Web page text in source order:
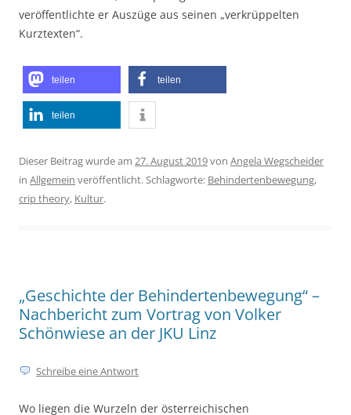
veröffentlichte er Auszüge aus seinen „verkrüppelten
Kurztexten“.
teilen teilen
teilen
Dieser Beitrag wurde am 27. August 2019von Angela Wegscheider
in Allgemein veröffentlicht. Schlagworte: Behindertenbewegung,
crip theory, Kultur.
„Geschichte der Behindertenbewegung“ –
Nachbericht zum Vortrag von Volker
Schönwiese an der JKU Linz
Schreibe eine Antwort
Wo liegen die Wurzeln der österreichischen